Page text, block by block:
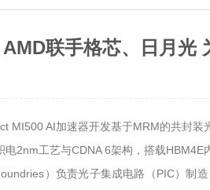
AMD联手格芯、日月光
MI500 AI加速器开发基于MRM的共封装
2nm工艺与CDNA 6架构，搭载
）负责光子集成电路（PIC）制